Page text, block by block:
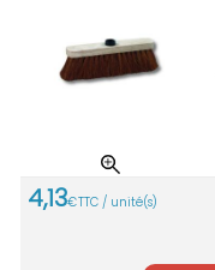
4,13€TTC / unité(s)